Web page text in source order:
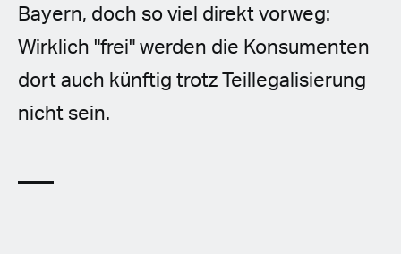
Polish
Bayern, doch so viel direkt vorweg:
Wirklich "frei" werden die Konsumenten
dort auch künftig trotz Teillegalisierung
nicht sein.